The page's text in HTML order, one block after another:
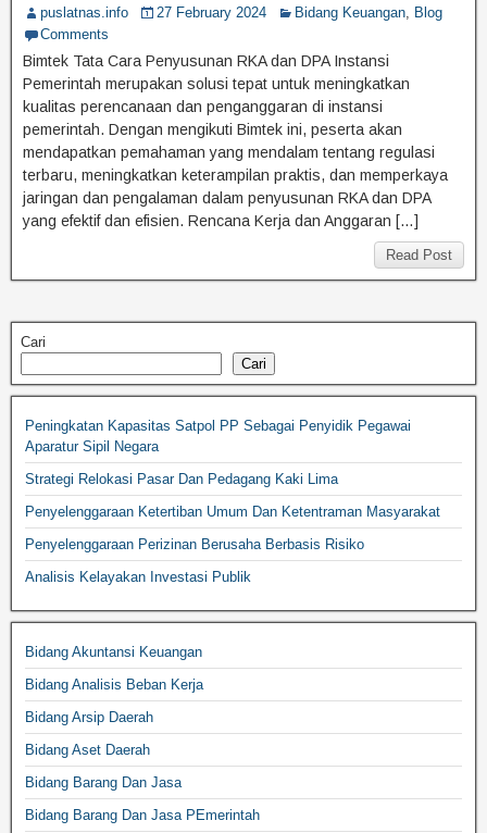
puslatnas.info 27 February 2024 Bidang Keuangan, Blog
Comments
Bimtek Tata Cara Penyusunan RKA dan DPA Instansi
Pemerintah merupakan solusi tepat untuk meningkatkan
kualitas perencanaan dan penganggaran di instansi
pemerintah. Dengan mengikuti Bimtek ini, peserta akan
mendapatkan pemahaman yang mendalam tentang regulasi
terbaru, meningkatkan keterampilan praktis, dan memperkaya
jaringan dan pengalaman dalam penyusunan RKA dan DPA
yang efektif dan efisien. Rencana Kerja dan Anggaran […]
Read Post
Cari
Cari
Peningkatan Kapasitas Satpol PP Sebagai Penyidik Pegawai
Aparatur Sipil Negara
Strategi Relokasi Pasar Dan Pedagang Kaki Lima
Penyelenggaraan Ketertiban Umum Dan Ketentraman Masyarakat
Penyelenggaraan Perizinan Berusaha Berbasis Risiko
Analisis Kelayakan Investasi Publik
Bidang Akuntansi Keuangan
Bidang Analisis Beban Kerja
Bidang Arsip Daerah
Bidang Aset Daerah
Bidang Barang Dan Jasa
Bidang Barang Dan Jasa PEmerintah